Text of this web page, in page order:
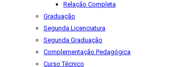
Relação Completa
Graduação
Segunda Licenciatura
Segunda Graduação
Complementação Pedagógica
Curso Técnico